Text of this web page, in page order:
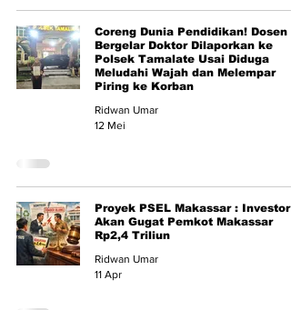
Coreng Dunia Pendidikan! Dosen
Bergelar Doktor Dilaporkan ke
Polsek Tamalate Usai Diduga
Meludahi Wajah dan Melempar
Piring ke Korban
Ridwan Umar
12 Mei
Proyek PSEL Makassar : Investor
Akan Gugat Pemkot Makassar
Rp2,4 Triliun
Ridwan Umar
11 Apr